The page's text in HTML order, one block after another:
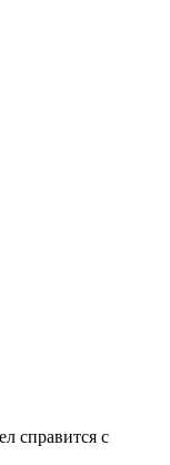
справится с